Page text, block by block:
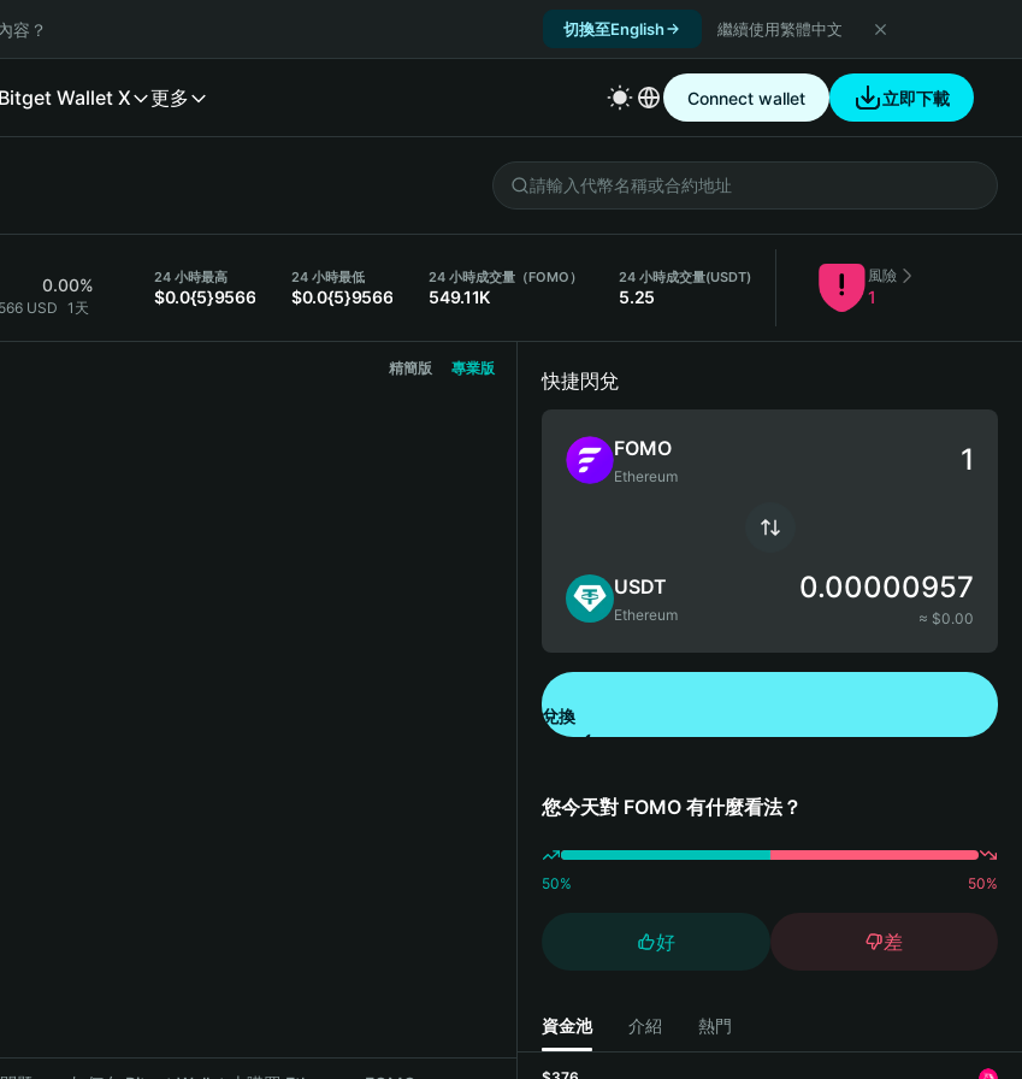
容？ 切換至English 繼續使用繁體中文
Bitget Wallet X 更多 Connect wallet 立即下載
0.00%
USD 1天
24 小時最高
$0.0{5}9566
24 小時最低
$0.0{5}9566
24 小時成交量（FOMO）
549.11K
24 小時成交量(USDT)
5.25
風險
1
精簡版 專業版
快捷閃兌
FOMO
Ethereum
USDT
Ethereum
0.00000957
≈ $0.00
兌換
您今天對 FOMO 有什麼看法？
50% 50%
好 差
資金池 介紹 熱門